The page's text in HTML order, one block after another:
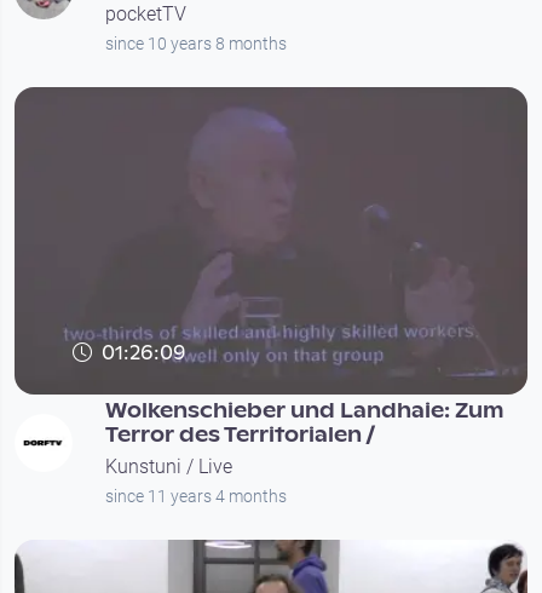
pocketTV
since 10 years 8 months
01:26:09
Wolkenschieber und Landhaie: Zum
Terror des Territorialen /
Kunstuni / Live
since 11 years 4 months